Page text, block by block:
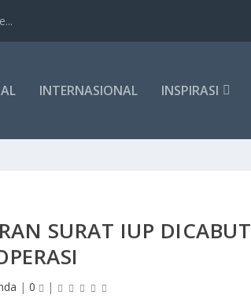
INTERNASIONAL INSPIRASI
SURAT IUP DICABUT
| 0 |